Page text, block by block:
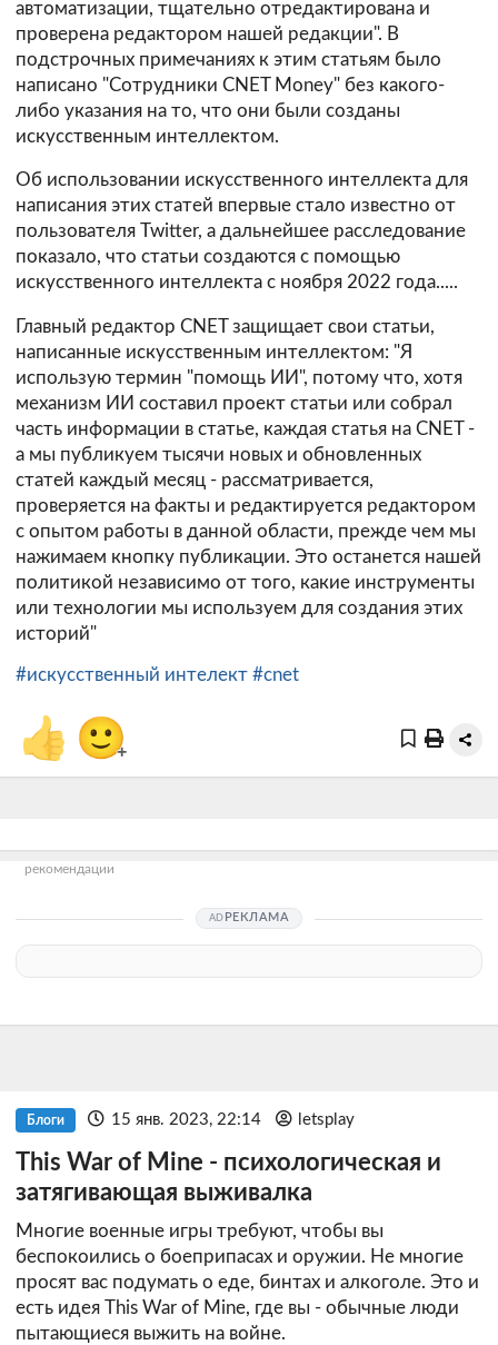
автоматизации, тщательно отредактирована и
проверена редактором нашей редакции". В
подстрочных примечаниях к этим статьям было
написано "Сотрудники CNET Money" без какого-
либо указания на то, что они были созданы
искусственным интеллектом.
Об использовании искусственного интеллекта для
написания этих статей впервые стало известно от
пользователя Twitter, а дальнейшее расследование
показало, что статьи создаются с помощью
искусственного интеллекта с ноября 2022 года.....
Главный редактор CNET защищает свои статьи,
написанные искусственным интеллектом: "Я
использую термин "помощь ИИ", потому что, хотя
механизм ИИ составил проект статьи или собрал
часть информации в статье, каждая статья на CNET -
а мы публикуем тысячи новых и обновленных
статей каждый месяц - рассматривается,
проверяется на факты и редактируется редактором
с опытом работы в данной области, прежде чем мы
нажимаем кнопку публикации. Это останется нашей
политикой независимо от того, какие инструменты
или технологии мы используем для создания этих
историй"
#искусственный интелект #cnet
👍 🙂+
рекомендации
РЕКЛАМА
Блоги 15 янв. 2023, 22:14 letsplay
This War of Mine - психологическая и
затягивающая выживалка
Многие военные игры требуют, чтобы вы
беспокоились о боеприпасах и оружии. Не многие
просят вас подумать о еде, бинтах и алкоголе. Это и
есть идея This War of Mine, где вы - обычные люди
пытающиеся выжить на войне.